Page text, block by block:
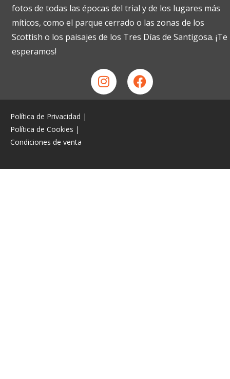
fotos de todas las épocas del trial y de los lugares más
míticos, como el parque cerrado o las zonas de los
Scottish o los paisajes de los Tres Días de Santigosa. ¡Te
esperamos!
Política de Privacidad |
Política de Cookies |
Condiciones de venta